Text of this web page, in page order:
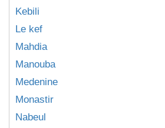
Kebili
Le kef
Mahdia
Manouba
Medenine
Monastir
Nabeul